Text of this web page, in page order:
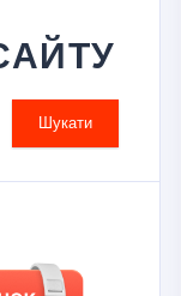
Шукати